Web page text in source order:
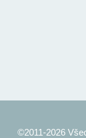
©2011-2026